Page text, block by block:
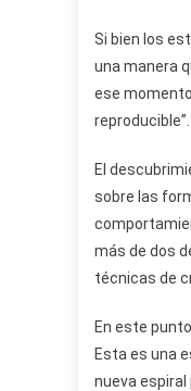
Si bien los
una manera
ese
reproducible”.
El
sobre las
más de dos
técnicas de
En este
Esta es una
nueva